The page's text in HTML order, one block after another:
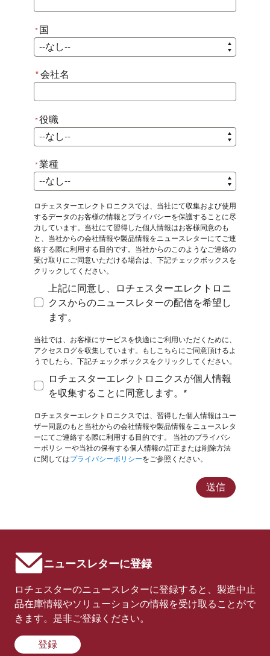
*国
* 国
*会社名
*役職
*
役職
*業種
*
業種
ロチェスターエレクトロニクスでは、当社にて収集および使用
するデータのお客様の情報とプライバシーを保護することに尽
力しています。当社にて習得した個人情報はお客様同意のも
と、当社からの会社情報や製品情報をニュースレターにてご連
絡する際に利用する目的です。当社からのこのようなご連絡の
受け取りにご同意いただける場合は、下記チェックボックスを
クリックしてください。
上記に同意し、ロチェスターエレクトロニクスか
上記に同意し、ロチェスターエレクトロニ
クスからのニュースレターの配信を希望し
ます。
当社では、お客様にサービスを快適にご利用いただくために、
アクセスログを収集しています。もしこちらにご同意頂けるよ
うでしたら、下記チェックボックスをクリックしてください。
ロチェスターエレクトロニクスが個人情報を収集
ロチェスターエレクトロニクスが個人情報
を収集することに同意します。*
ロチェスターエレクトロニクスでは、習得した個人情報はユー
ザー同意のもと当社からの会社情報や製品情報をニュースレタ
ーにてご連絡する際に利用する目的です。 当社のプライバシ
ーポリシ ーや当社の保有する個人情報の訂正または削除方法
に関してはプライバシーポリシーをご参照ください。
送信
ニュースレターに登録
ロチェスターのニュースレターに登録すると、製造中止
品在庫情報やソリューションの情報を受け取ることがで
きます。是非ご登録ください。
登録